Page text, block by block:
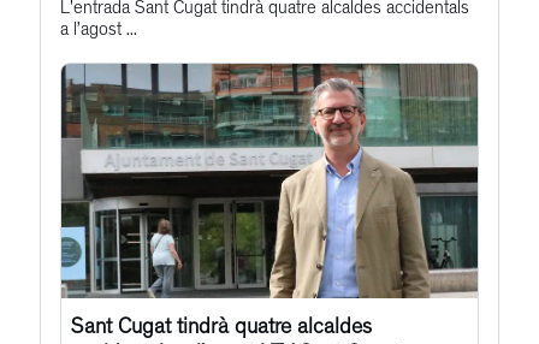
this
post
L'entrada Sant Cugat tindrà quatre alcaldes accidentals
a l’agost ...
Sant Cugat tindrà quatre alcaldes